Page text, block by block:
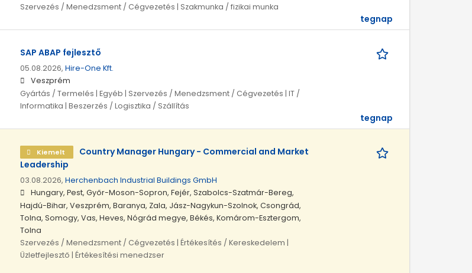
Szervezés / Menedzsment / Cégvezetés | Szakmunka / fizikai munka
tegnap
SAP ABAP fejlesztő
05.08.2026, Hire-One Kft.
Veszprém
Gyártás / Termelés | Egyéb | Szervezés / Menedzsment / Cégvezetés | IT /
Informatika | Beszerzés / Logisztika / Szállítás
tegnap
Kiemelt
Country Manager Hungary - Commercial and Market
Leadership
03.08.2026, Herchenbach Industrial Buildings GmbH
Hungary, Pest, Győr-Moson-Sopron, Fejér, Szabolcs-Szatmár-Bereg,
Hajdú-Bihar, Veszprém, Baranya, Zala, Jász-Nagykun-Szolnok, Csongrád,
Tolna, Somogy, Vas, Heves, Nógrád megye, Békés, Komárom-Esztergom,
Tolna
Szervezés / Menedzsment / Cégvezetés | Értékesítés / Kereskedelem |
Üzletfejlesztő | Értékesítési menedzser